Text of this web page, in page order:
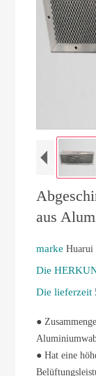
aus
markeHuarui
Die
Die lieferzeit
●
● Hat eine